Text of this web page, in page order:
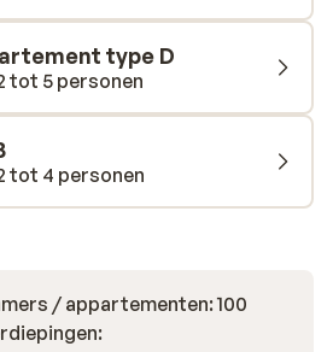
de gezelligheid van het centrum
een korte wandeling en je
après-ski. Hier ga je een fijne
type D
tot 5 personen
tot 4 personen
/ appartementen: 100